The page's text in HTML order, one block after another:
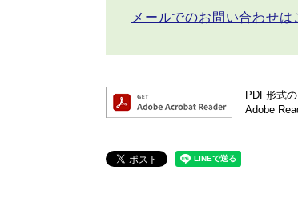
メールでのお問い合わせは
PDF形式
Adobe